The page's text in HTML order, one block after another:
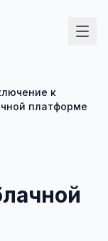
к
платформе